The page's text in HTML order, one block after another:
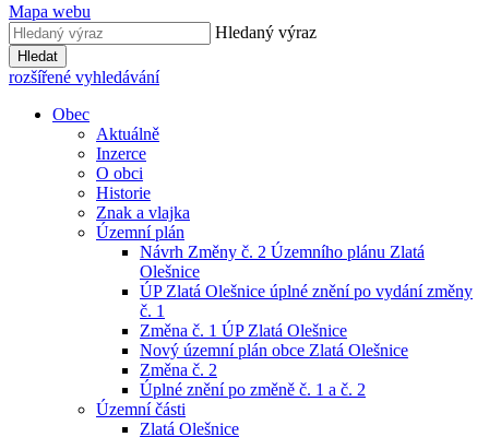
Mapa webu
Hledaný výraz
Hledat
rozšířené vyhledávání
Obec
Aktuálně
Inzerce
O obci
Historie
Znak a vlajka
Územní plán
Návrh Změny č. 2 Územního plánu Zlatá
Olešnice
ÚP Zlatá Olešnice úplné znění po vydání změny
č. 1
Změna č. 1 ÚP Zlatá Olešnice
Nový územní plán obce Zlatá Olešnice
Změna č. 2
Úplné znění po změně č. 1 a č. 2
Územní části
Zlatá Olešnice